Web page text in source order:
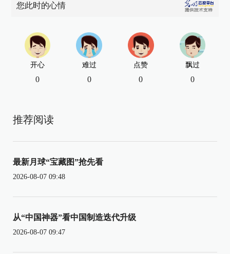
您此时的心情
开心
0
难过
0
点赞
0
飘过
0
推荐阅读
最新月球“宝藏图”抢先看
2026-08-07 09:48
从“中国神器”看中国制造迭代升级
2026-08-07 09:47